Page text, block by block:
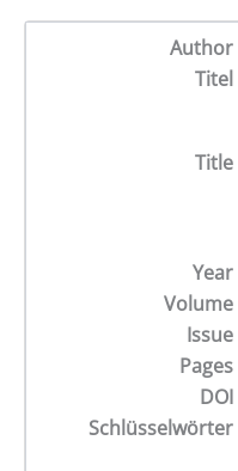
Author
Titel
Title
Year
Volume
Issue
Pages
DOI
Schlüsselwörter